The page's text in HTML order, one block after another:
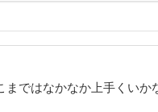
ではなかなか上手くいか